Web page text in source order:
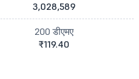
3,028,589
200 डीएमए
₹119.40